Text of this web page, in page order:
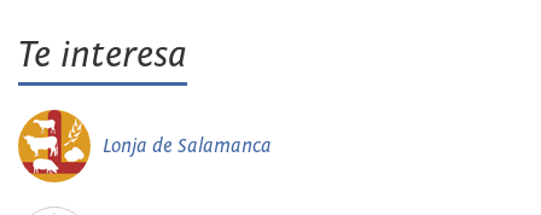
Te interesa
Lonja de Salamanca